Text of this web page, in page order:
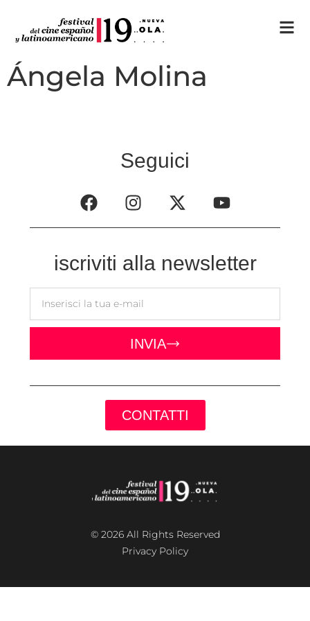
Ángela Molina
Seguici
iscriviti alla newsletter
INVIA
CONTATTI
© 2026 All Rights Reserved
Privacy Policy